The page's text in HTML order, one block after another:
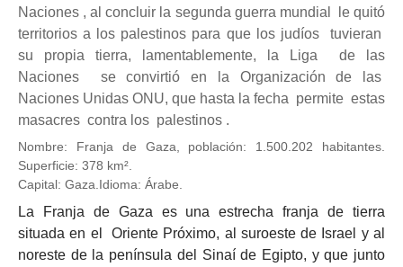
Naciones , al concluir la segunda guerra mundial le quitó
territorios a los palestinos para que los judíos tuvieran
su propia tierra, lamentablemente, la Liga de las
Naciones se convirtió en la Organización de las
Naciones Unidas ONU, que hasta la fecha permite estas
masacres contra los palestinos .
Nombre: Franja de Gaza, población:
1.500.202 habitantes.
Superficie: 378 km².
Capital: Gaza.Idioma: Árabe.
La Franja de Gaza
es una estrecha franja de tierra
situada en elOriente Próximo, al suroeste de Israel y al
noreste de la península del Sinaí de Egipto, y que junto